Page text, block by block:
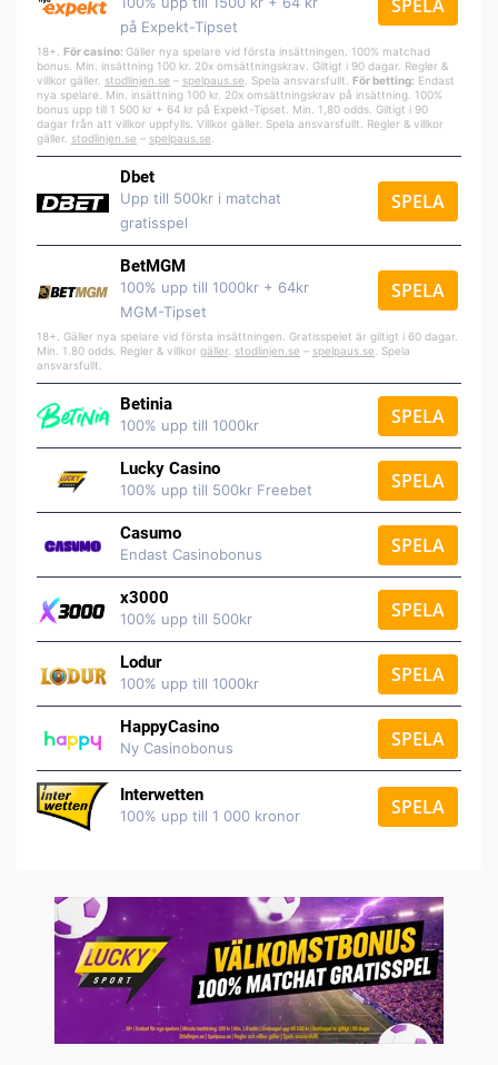
på Expekt-Tipset
SPELA
18+. För casino: Gäller nya spelare vid första insättningen. 100% matchad
bonus. Min. insättning 100 kr. 20x omsättningskrav. Giltigt i 90 dagar. Regler &
villkor gäller. stodlinjen.se – spelpaus.se . Spela ansvarsfullt. För betting: Endast
nya spelare. Min. insättning 100 kr. 20x omsättningskrav på insättning. 100%
bonus upp till 1 500 kr + 64 kr på Expekt-Tipset. Min. 1,80 odds. Giltigt i 90
dagar från att villkor uppfylls. Villkor gäller. Spela ansvarsfullt. Regler & villkor
gäller. stodlinjen.se – spelpaus.se
Dbet
Upp till 500kr i matchat
gratisspel
SPELA
BetMGM
100% upp till 1000kr + 64kr
MGM-Tipset
SPELA
18+. Gäller nya spelare vid första insättningen. Gratisspelet är giltigt i 60 dagar.
Min. 1.80 odds. Regler & villkor gäller stodlinjen.se – spelpaus.se . Spela
ansvarsfullt.
Betinia
100% upp till 1000kr SPELA
Lucky Casino
100% upp till 500kr Freebet SPELA
Casumo
Endast Casinobonus SPELA
x3000
100% upp till 500kr SPELA
Lodur
100% upp till 1000kr SPELA
HappyCasino
Ny Casinobonus SPELA
Interwetten
100% upp till 1 000 kronor SPELA